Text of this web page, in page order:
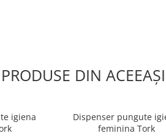
PRODUSE DIN
igiena
Dispenser pungute
feminina Tork